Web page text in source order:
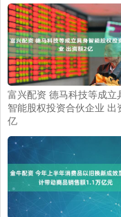
富兴配资 德马科技等成立
智能股权投资合伙企业 出
亿